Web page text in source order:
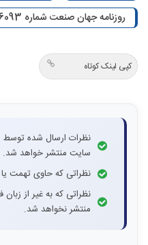
روزنامه جهان صنعت شماره 6093
کپی لینک کوتاه
نظرات ارسال شده توسط
سایت منتشر خواهد شد.
نظراتی که حاوی تهمت
نظراتی که به غیر از زبان
منتشر نخواهد شد.